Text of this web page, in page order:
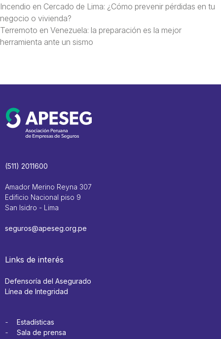
Incendio en Cercado de Lima: ¿Cómo prevenir pérdidas en tu
negocio o vivienda?
Terremoto en Venezuela: la preparación es la mejor
herramienta ante un sismo
(511) 2011600
Amador Merino Reyna 307
Edificio Nacional piso 9
San Isidro - Lima
seguros@apeseg.org.pe
Links de interés
Defensoría del Asegurado
Línea de Integridad
Estadísticas
Sala de prensa